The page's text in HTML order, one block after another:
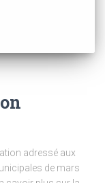
adressé aux
de mars